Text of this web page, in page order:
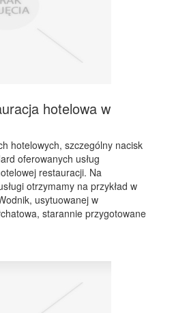
hotelowa w
hotelowych, szczególny nacisk
oferowanych usług
restauracji. Na
otrzymamy na przykład w
usytuowanej w
starannie przygotowane